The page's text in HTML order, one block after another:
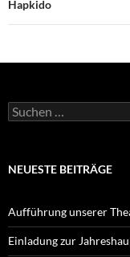
Hapkido
Suchen
nach:
NEUESTE BEITRÄGE
Aufführung unserer
Einladung zur